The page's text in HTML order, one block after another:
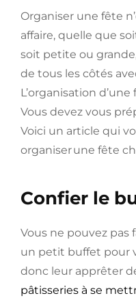
Organiser une fête
affaire, quelle que
soit petite ou
de tous les côtés
L’organisation
Vous devez vous
Voici un article qui
organiser une fête
Confier le
Vous ne pouvez pas
un petit buffet pour
donc leur apprêter
pâtisseries à se